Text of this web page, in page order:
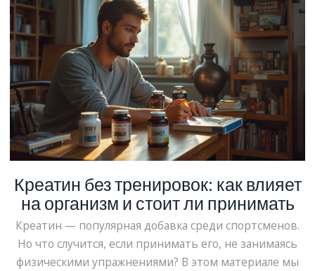
рассматриваются преимущества и недостатки
замены приема пищи протеиновыми коктейлями, а
также даются полезные рекомендации.
Креатин без тренировок: как влияет
на организм и стоит ли принимать
Креатин — популярная добавка среди спортсменов.
Но что случится, если принимать его, не занимаясь
физическими упражнениями? В этом материале мы